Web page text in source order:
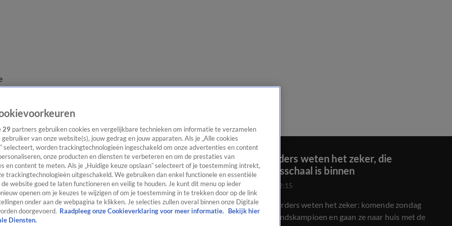
Feyenoorders weten het zeker, die
kampioensschaal is binnen
5 mei 2023, 22:15
Alle Feyenoorders weten het zeker: komende zondag
worden zij landskampioen en gaan ze naar huis met de
29 partners gebruiken cookies en vergelijkbare technieken om informatie te verzamelen
gebruiker van onze website(s), jouw gedrag en jouw apparaten. Als je „Alle cookies
selecteert, worden trackingtechnologieën ingeschakeld om onze advertenties en content
onze producten en diensten te verbeteren en om de prestaties van
en content te meten. Als je „Huidige keuze opslaan” selecteert of je toestemming intrekt,
trackingtechnologieën uitgeschakeld. We gebruiken dan enkel functionele en essentiële
de website goed te laten functioneren en veilig te houden. Je kunt dit menu op ieder
openen om je keuzes te wijzigen of om je toestemming in te trekken door op de link
onder aan de webpagina te klikken. Je selecties zullen overal binnen onze Digitale
doorgevoerd. Raadpleeg onze Cookieverklaring voor meer informatie. Bekijk hier
Diensten.